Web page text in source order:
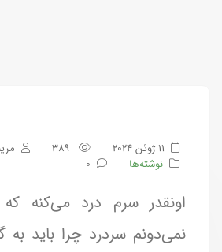
11 ژوئن 2024
نوشته‌ها
0
اونقدر سرم درد می‌کنه
نمی‌‌دونم سردرد چرا باید به